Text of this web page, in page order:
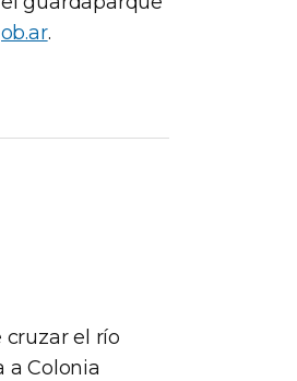
.
cruzar el río
a Colonia